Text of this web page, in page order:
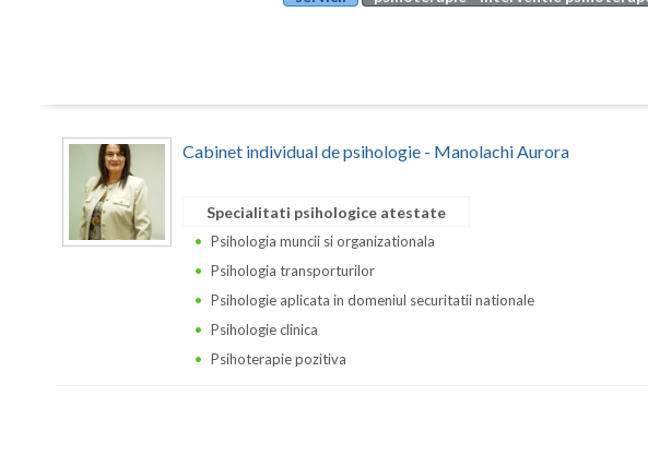
Cabinet individual de psihologie - Manolachi Aurora
Specialitati psihologice atestate
Psihologia muncii si organizationala
Psihologia transporturilor
Psihologie aplicata in domeniul securitatii nationale
Psihologie clinica
Psihoterapie pozitiva